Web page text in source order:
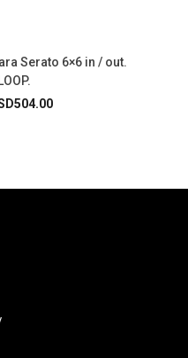
Serato 6×6 in / out.
504.00El